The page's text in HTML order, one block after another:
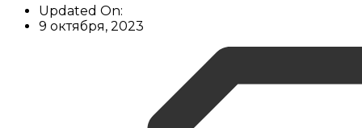
Updated On:
9 октября, 2023